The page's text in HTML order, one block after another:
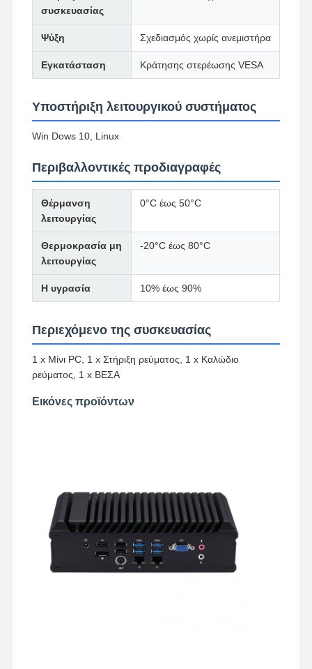
Βιομηχανική μητρική πλακέτα
Μητρική πλακέτα firewall
συσκευασίας
Ψύξη Σχεδιασμός χωρίς ανεμιστήρα
Εγκατάσταση Κράτησης στερέωσης VESA
Υποστήριξη λειτουργικού συστήματος
Win Dows 10, Linux
Περιβαλλοντικές προδιαγραφές
Θέρμανση
λειτουργίας
0°C έως 50°C
Θερμοκρασία μη
λειτουργίας
-20°C έως 80°C
Η υγρασία 10% έως 90%
Περιεχόμενο της συσκευασίας
1 x Μίνι PC, 1 x Στήριξη ρεύματος, 1 x Καλώδιο
ρεύματος, 1 x ΒΕΣΑ
Εικόνες προϊόντων